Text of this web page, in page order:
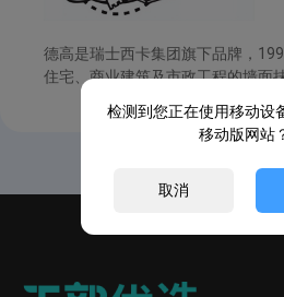
德高是瑞士西卡集团旗下品牌，
住宅、商业建筑及市政工程的墙面
检测到您正在使用移动设
移动版网站
取消